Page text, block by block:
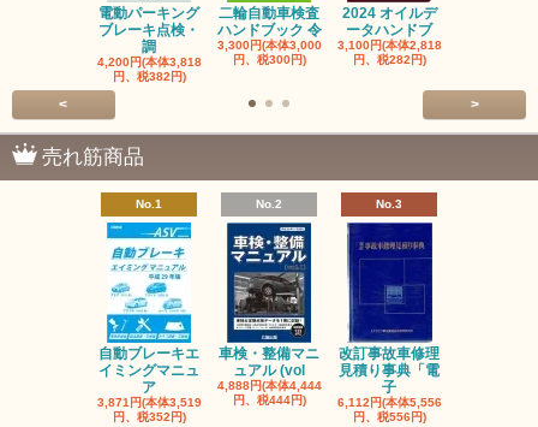
電動パーキング
ブレーキ点検・
調
4,200円(本体3,818
円、税382円)
二輪自動車検査
ハンドブック 令
3,300円(本体3,000
円、税300円)
2024 オイルデ
ータハンドブ
3,100円(本体2,818
円、税282円)
< >
売れ筋商品
No.1
自動ブレーキエ
イミングマニュ
ア
3,871円(本体3,519
円、税352円)
No.2
車検・整備マニ
ュアル (vol
4,888円(本体4,444
円、税444円)
No.3
改訂事故車修理
見積り事典「電
子
6,112円(本体5,556
円、税556円)